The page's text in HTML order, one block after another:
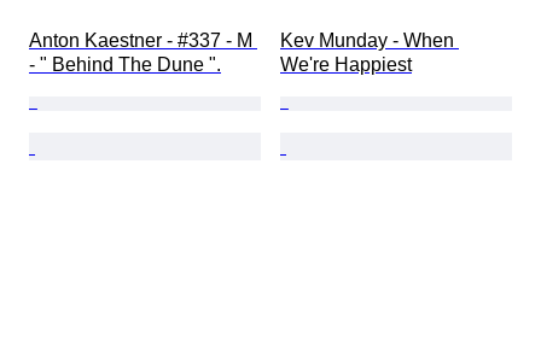
Anton Kaestner - #337 - M
- " Behind The Dune ".
Kev Munday - When
We're Happiest